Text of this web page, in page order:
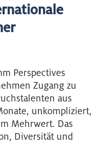
Perspectives
Zugang zu
aus
unkompliziert,
Mehrwert. Das
Diversität und